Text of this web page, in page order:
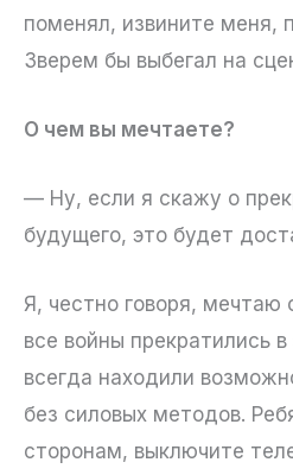
поменял, извините меня,
Зверем бы выбегал на
О чем вы мечтаете?
— Ну, если я скажу о
будущего, это будет
Я, честно говоря, мечтаю
все войны прекратились
всегда находили
без силовых методов.
сторонам, выключите